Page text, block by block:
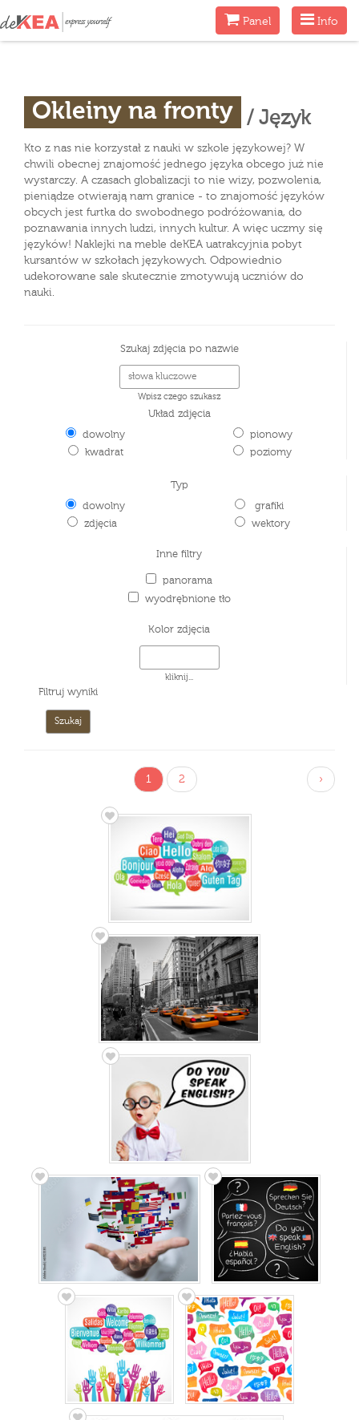
Menu
Info
MenuPanel
Okleiny na fronty / Język
Kto z nas nie korzystał z nauki w szkole językowej? W
chwili obecnej znajomość jednego języka obcego już nie
wystarczy. A czasach globalizacji to nie wizy, pozwolenia,
pieniądze otwierają nam granice - to znajomość języków
obcych jest furtka do swobodnego podróżowania, do
poznawania innych ludzi, innych kultur. A więc uczmy się
języków! Naklejki na meble deKEA uatrakcyjnia pobyt
kursantów w szkołach językowych. Odpowiednio
udekorowane sale skutecznie zmotywują uczniów do
nauki.
Szukaj zdjęcia po nazwie
Wpisz czego szukasz
Układ zdjęcia
dowolny
kwadrat
pionowy
poziomy
Typ
dowolny
zdjęcia
grafiki
wektory
Inne filtry
panorama
wyodrębnione tło
Kolor zdjęcia
kliknij...
Filtruj wyniki
1 2 ›